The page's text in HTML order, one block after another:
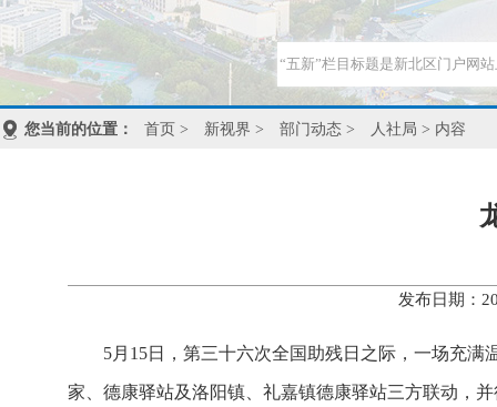
您当前的位置： 首页 > 新视界 > 部门动态 > 人社局 > 内容
发布日期：
5月15日，第三十六次全国助残日之际，一场充
家、德康驿站及洛阳镇、礼嘉镇德康驿站三方联动，